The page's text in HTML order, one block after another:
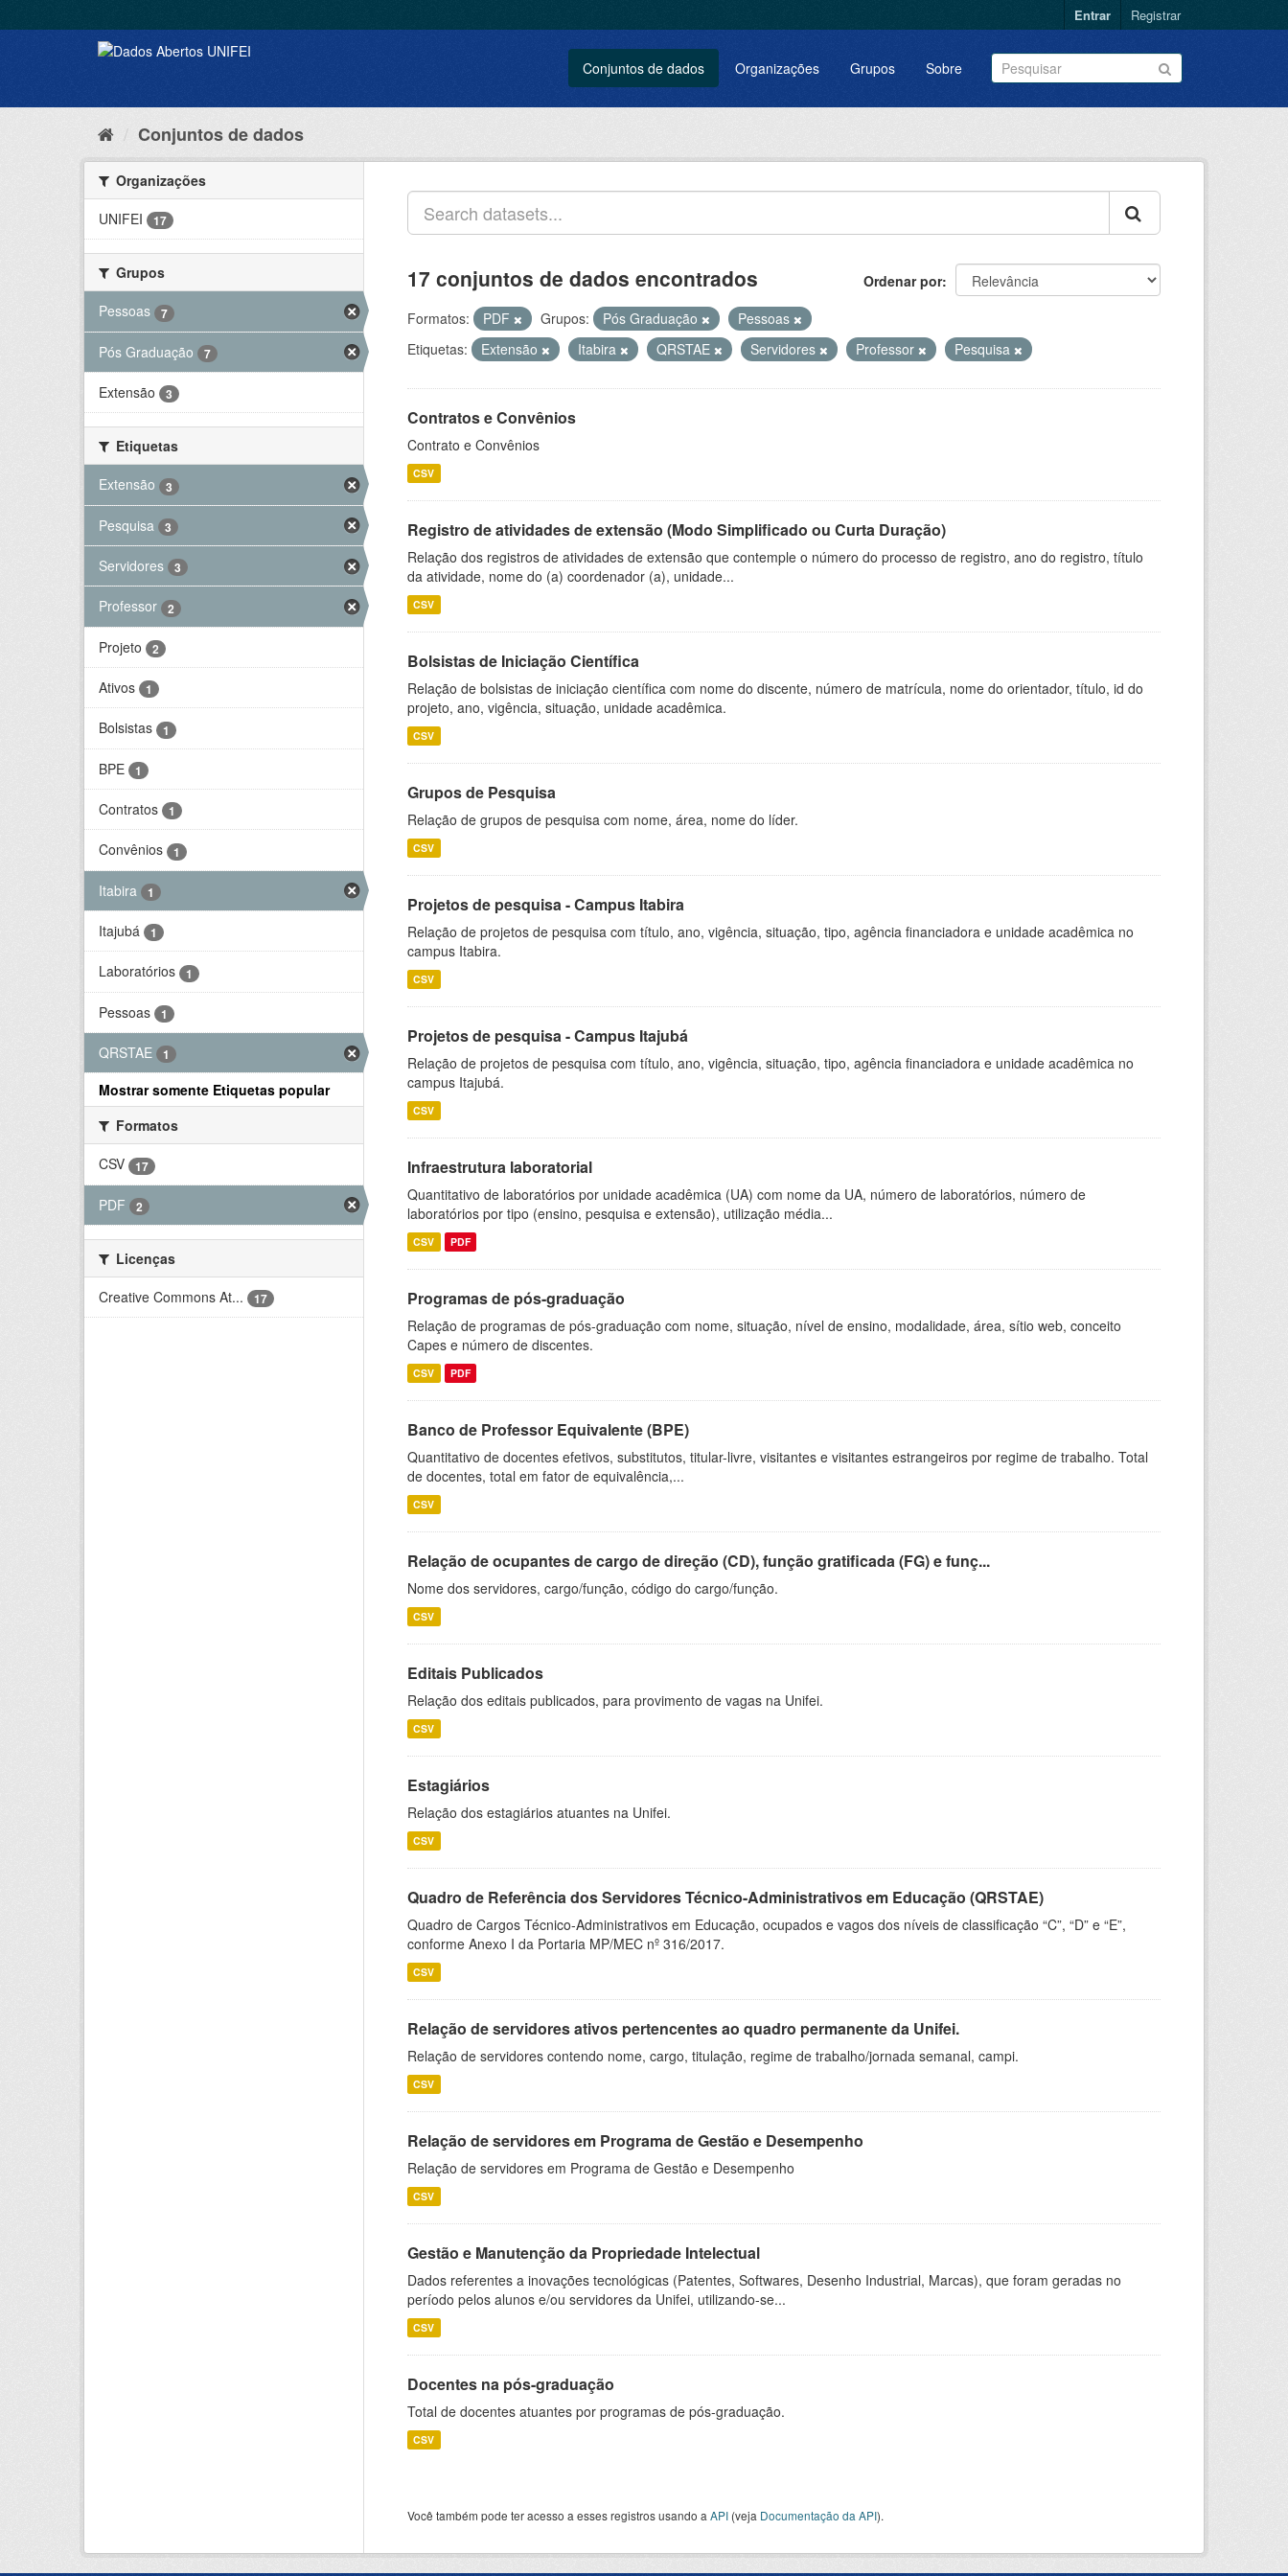
Entrar Registrar
Conjuntos de dados Organizações Grupos Sobre
Conjuntos de dados
Organizações
UNIFEI
17
Grupos
Pessoas
7
Pós Graduação 7
Extensão 3
Etiquetas
Extensão
3
Pesquisa 3
Servidores 3
Professor 2
Projeto 2
Ativos 1
Bolsistas 1
BPE 1
Contratos 1
Convênios 1
Itabira 1
Itajubá 1
Laboratórios 1
Pessoas 1
QRSTAE 1
Mostrar somente Etiquetas popular
Formatos
CSV
17
PDF 2
Licenças
Creative Commons At...
17
Ordenar por
17 conjuntos de dados encontrados
Formatos: PDF Grupos: Pós Graduação
Pessoas
Etiquetas:
Extensão Itabira QRSTAE Servidores Professor Pesquisa
Contratos e Convênios
Contrato e Convênios
CSV
Registro de atividades de extensão (Modo Simplificado ou Curta Duração)
Relação dos registros de atividades de extensão que contemple o número do processo de registro, ano do registro, título
da atividade, nome do (a) coordenador (a), unidade...
CSV
Bolsistas de Iniciação Científica
Relação de bolsistas de iniciação científica com nome do discente, número de matrícula, nome do orientador, título, id do
projeto, ano, vigência, situação, unidade acadêmica.
CSV
Grupos de Pesquisa
Relação de grupos de pesquisa com nome, área, nome do líder.
CSV
Projetos de pesquisa - Campus Itabira
Relação de projetos de pesquisa com título, ano, vigência, situação, tipo, agência financiadora e unidade acadêmica no
campus Itabira.
CSV
Projetos de pesquisa - Campus Itajubá
Relação de projetos de pesquisa com título, ano, vigência, situação, tipo, agência financiadora e unidade acadêmica no
campus Itajubá.
CSV
Infraestrutura laboratorial
Quantitativo de laboratórios por unidade acadêmica (UA) com nome da UA, número de laboratórios, número de
laboratórios por tipo (ensino, pesquisa e extensão), utilização média...
CSV PDF
Programas de pós-graduação
Relação de programas de pós-graduação com nome, situação, nível de ensino, modalidade, área, sítio web, conceito
Capes e número de discentes.
CSV PDF
Banco de Professor Equivalente (BPE)
Quantitativo de docentes efetivos, substitutos, titular-livre, visitantes e visitantes estrangeiros por regime de trabalho. Total
de docentes, total em fator de equivalência,...
CSV
Relação de ocupantes de cargo de direção (CD), função gratificada (FG) e funç...
Nome dos servidores, cargo/função, código do cargo/função.
CSV
Editais Publicados
Relação dos editais publicados, para provimento de vagas na Unifei.
CSV
Estagiários
Relação dos estagiários atuantes na Unifei.
CSV
Quadro de Referência dos Servidores Técnico-Administrativos em Educação (QRSTAE)
Quadro de Cargos Técnico-Administrativos em Educação, ocupados e vagos dos níveis de classificação “C”, “D” e “E”,
conforme Anexo I da Portaria MP/MEC nº 316/2017.
CSV
Relação de servidores ativos pertencentes ao quadro permanente da Unifei.
Relação de servidores contendo nome, cargo, titulação, regime de trabalho/jornada semanal, campi.
CSV
Relação de servidores em Programa de Gestão e Desempenho
Relação de servidores em Programa de Gestão e Desempenho
CSV
Gestão e Manutenção da Propriedade Intelectual
Dados referentes a inovações tecnológicas (Patentes, Softwares, Desenho Industrial, Marcas), que foram geradas no
período pelos alunos e/ou servidores da Unifei, utilizando-se...
CSV
Docentes na pós-graduação
Total de docentes atuantes por programas de pós-graduação.
CSV
Você também pode ter acesso a esses registros usando a API (veja Documentação da API).